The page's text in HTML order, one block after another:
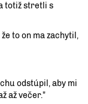
totiž stretli s
to on ma zachytil,
odstúpil, aby mi
až večer."